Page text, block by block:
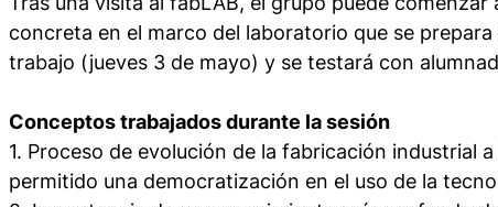
concreta en el marco del laboratorio que se
trabajo (jueves 3 de mayo) y se testará con
Conceptos trabajados durante la sesión
1. Proceso de evolución de la fabricación industrial
permitido una democratización en el uso de la